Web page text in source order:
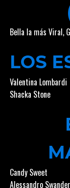
Bella la más Viral,
LOS
Valentina Lombardi
Shacka Stone
Candy Sweet
Alessandro